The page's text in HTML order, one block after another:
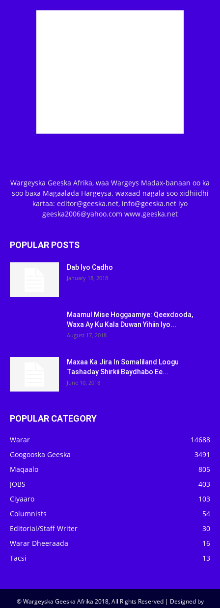
Wargeyska Geeska Afrika, waa Wargeys Madax-banaan oo ka
soo baxa Magaalada Hargeysa. waxaad nagala soo xidhiidhi
kartaa: editor@geeska.net, info@geeska.net iyo
geeska2006@yahoo.com www.geeska.net
POPULAR POSTS
Dab Iyo Cadho
January 18, 2018
Maamul Mise Hoggaamiye: Qeexdooda,
Waxa Ay Ku Kala Duwan Yihiin Iyo...
August 17, 2018
Maxaa Ka Jira In Somaliland Loogu
Tashaday Shirkii Baydhabo Ee...
June 10, 2018
POPULAR CATEGORY
Warar
14688
Googooska Geeska
3491
Maqaalo
805
JOBS
403
Ciyaaro
103
Columnists
54
Editorial/Staff Writer
30
Warar Dheeraada
16
Tacsi
13
© Wargeyska Geeska Afrika 2018, All Rights Reserved | Designed by